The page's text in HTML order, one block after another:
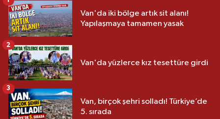
Van'da iki bölge artık sit alanı!
Yapılaşmaya tamamen yasak
Van'da yüzlerce kız tesettüre girdi
2
Van, birçok şehri solladı! Türkiye’de
5. sırada
3